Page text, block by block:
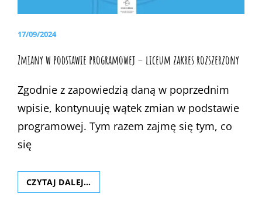
POSTED
17/09/2024
Zmiany w podstawie programowej – liceum zakres rozszerzony
Zgodnie z zapowiedzią daną w poprzednim
wpisie, kontynuuję wątek zmian w podstawie
programowej. Tym razem zajmę się tym, co
się
CZYTAJ DALEJ…ZMIANY
W